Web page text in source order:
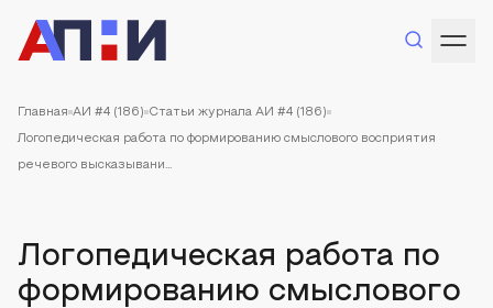
Главная АИ #4 (186) Статьи журнала АИ #4 (186)
Логопедическая работа по формированию смыслового восприятия
речевого высказывани...
Логопедическая работа по
формированию смыслового